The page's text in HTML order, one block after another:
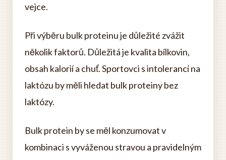
vejce.
Při výběru bulk proteinu je důležité zvážit
několik faktorů. Důležitá je kvalita bílkovin,
obsah kalorií a chuť. Sportovci s intolerancí na
laktózu by měli hledat bulk proteiny bez
laktózy.
Bulk protein by se měl konzumovat v
kombinaci s vyváženou stravou a pravidelným